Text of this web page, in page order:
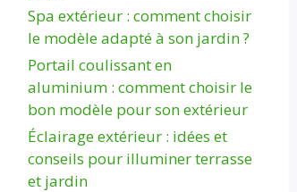
Spa extérieur : comment choisir
le modèle adapté à son jardin ?
Portail coulissant en
aluminium : comment choisir le
bon modèle pour son extérieur
Éclairage extérieur : idées et
conseils pour illuminer terrasse
et jardin